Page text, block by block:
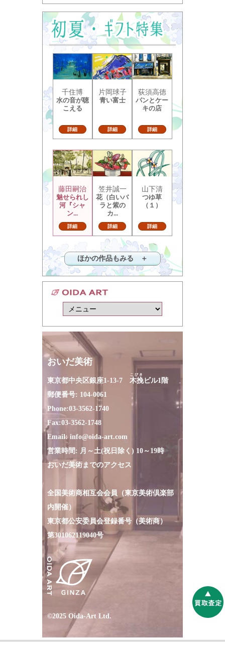
千住博
水の音が聴
こえる
詳細
片岡球子
青い富士
詳細
荻須高徳
パンとケー
キの店
詳細
藤田嗣治
魅せられし
河『シャ
ン...
詳細
笠井誠一
花（白いバ
ラと紫の
カ...
詳細
山下清
つゆ草
（１）
詳細
ほかの作品もみる ＋
おいだ美術
東京都中央区銀座1-13-7 木挽
こびき
ビル1階
郵便番号: 104-0061
Phone:03-3562-1740
Fax:03-3562-1748
Email: info@oida-art.com
営業時間: 月～土(祝日除く) 10～19時
おいだ美術までのアクセス
全国美術商相互会会員（東京美術倶楽部
内開催）
東京都公安委員会登録番号（美術商）
第301062119040号
©2025 Oida-Art Ltd.